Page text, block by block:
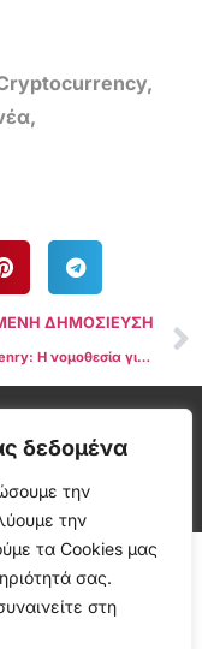
δεδομένα
την
την
τα Cookies μας
σας.
στη
,
,
ΔΗΜΟΣΙΕΥΣΗ
Rep. McHenry: Η νομοθεσία για τα κρυπτονομίσματα θα υποβληθεί στη Βουλή των ΗΠΑ εντός 2 μηνών